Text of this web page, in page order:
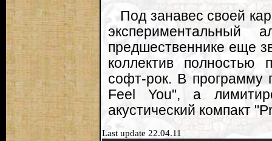
Под занавес своей
предшественнике еще
коллектив полностью
софт-рок. В программу
Feel You", а
акустический компакт
Last update 22.04.11